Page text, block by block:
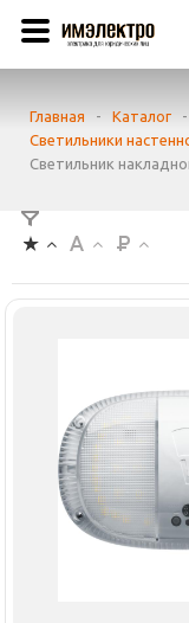
Главная - Каталог -
Светильники
Светильник